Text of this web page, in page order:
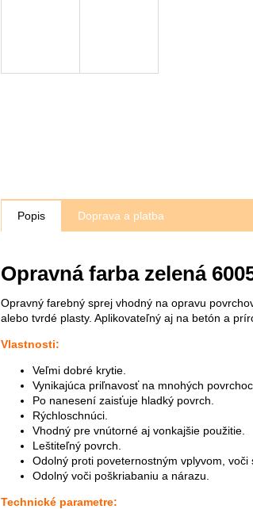
Popis Doprava a platba
Opravná farba zelená
Opravný farebný sprej vhodný na opravu
alebo tvrdé plasty. Aplikovateľný aj na betón a
Vlastnosti:
Veľmi dobré krytie.
Vynikajúca priľnavosť na mnohých
Po nanesení zaisťuje hladký povrch.
Rýchloschnúci.
Vhodný pre vnútorné aj vonkajšie použitie.
Leštiteľný povrch.
Odolný proti poveternostným vplyvom, voči
Odolný voči poškriabaniu a nárazu.
Technické parametre: